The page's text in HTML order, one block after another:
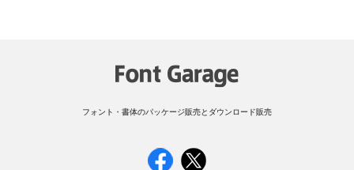
フォント・書体のパッケージ販売とダウンロード販売